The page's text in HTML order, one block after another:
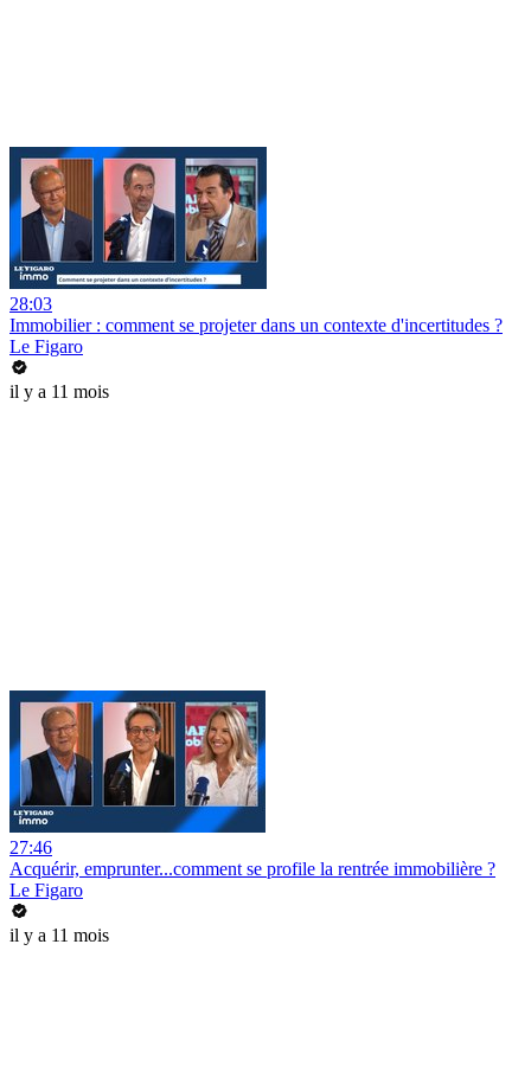
28:03
Immobilier : comment se projeter dans un contexte d'incertitudes ?
Le Figaro
il y a 11 mois
27:46
Acquérir, emprunter...comment se profile la rentrée immobilière ?
Le Figaro
il y a 11 mois